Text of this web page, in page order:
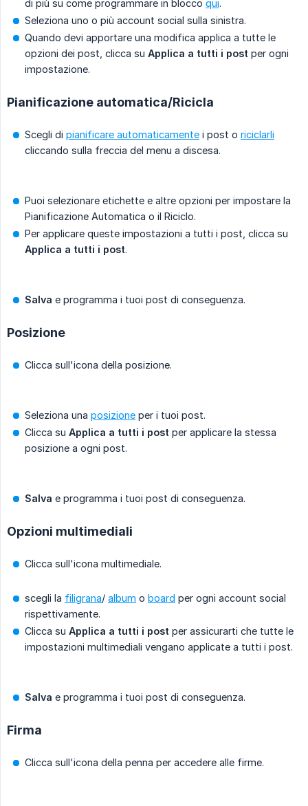
di più su come programmare in blocco qui.
Seleziona uno o più account social sulla sinistra.
Quando devi apportare una modifica applica a tutte le
opzioni dei post, clicca su Applica a tutti i post per ogni
impostazione.
Pianificazione automatica/Ricicla
Scegli di pianificare automaticamente i post o riciclarli
cliccando sulla freccia del menu a discesa.
Puoi selezionare etichette e altre opzioni per impostare la
Pianificazione Automatica o il Riciclo.
Per applicare queste impostazioni a tutti i post, clicca su
Applica a tutti i post.
Salva e programma i tuoi post di conseguenza.
Posizione
Clicca sull'icona della posizione.
Seleziona una posizione per i tuoi post.
Clicca su Applica a tutti i post per applicare la stessa
posizione a ogni post.
Salva e programma i tuoi post di conseguenza.
Opzioni multimediali
Clicca sull'icona multimediale.
scegli la filigrana/ album o board per ogni account social
rispettivamente.
Clicca su Applica a tutti i post per assicurarti che tutte le
impostazioni multimediali vengano applicate a tutti i post.
Salva e programma i tuoi post di conseguenza.
Firma
Clicca sull'icona della penna per accedere alle firme.